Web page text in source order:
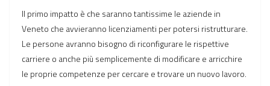
Il primo impatto è che saranno tantissime le aziende in
Veneto che avvieranno licenziamenti per potersi ristrutturare.
Le persone avranno bisogno di riconfigurare le rispettive
carriere o anche più semplicemente di modificare e arricchire
le proprie competenze per cercare e trovare un nuovo lavoro.